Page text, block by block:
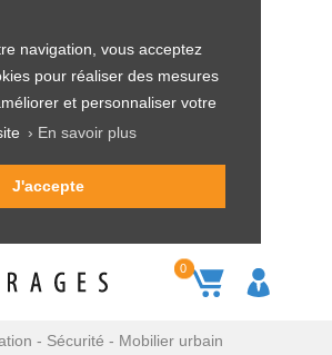
navigation, vous acceptez
pour réaliser des mesures
et personnaliser votre
› En savoir plus
J'accepte
0
- Sécurité - Mobilier urbain